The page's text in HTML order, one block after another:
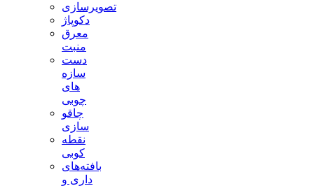
تصویرسازی
دکوپاژ
معرق
منبت
دست
سازه
های
چوبی
چاقو
سازی
نقطه
کوبی
بافته‌های
داری و